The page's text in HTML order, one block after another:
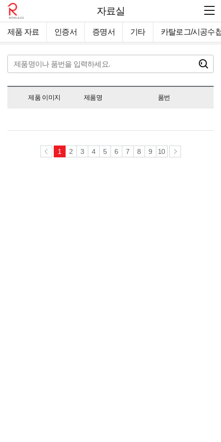
자료실
제품 자료 인증서 증명서 기타 카탈로그/시공수
제품 이미지 제품명 품번
1 2 3 4 5 6 7 8 9 10